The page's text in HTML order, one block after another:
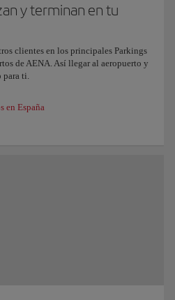
y terminan en tu
clientes en los principales Parkings
de AENA. Así llegar al aeropuerto y
para ti.
en España